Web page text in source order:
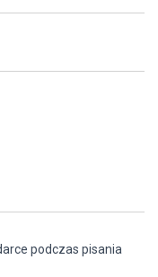
podczas pisania